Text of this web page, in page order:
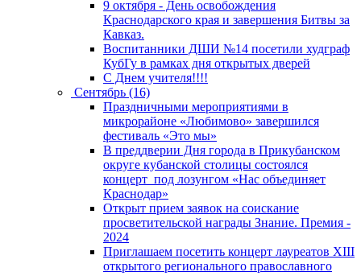
9 октября - День освобождения
Краснодарского края и завершения Битвы за
Кавказ.
Воспитанники ДШИ №14 посетили худграф
КубГу в рамках дня открытых дверей
С Днем учителя!!!!
Сентябрь (16)
Праздничными мероприятиями в
микрорайоне «Любимово» завершился
фестиваль «Это мы»
В преддверии Дня города в Прикубанском
округе кубанской столицы состоялся
концерт под лозунгом «Нас объединяет
Краснодар»
Открыт прием заявок на соискание
просветительской награды Знание. Премия -
2024
Приглашаем посетить концерт лауреатов XIII
открытого регионального православного